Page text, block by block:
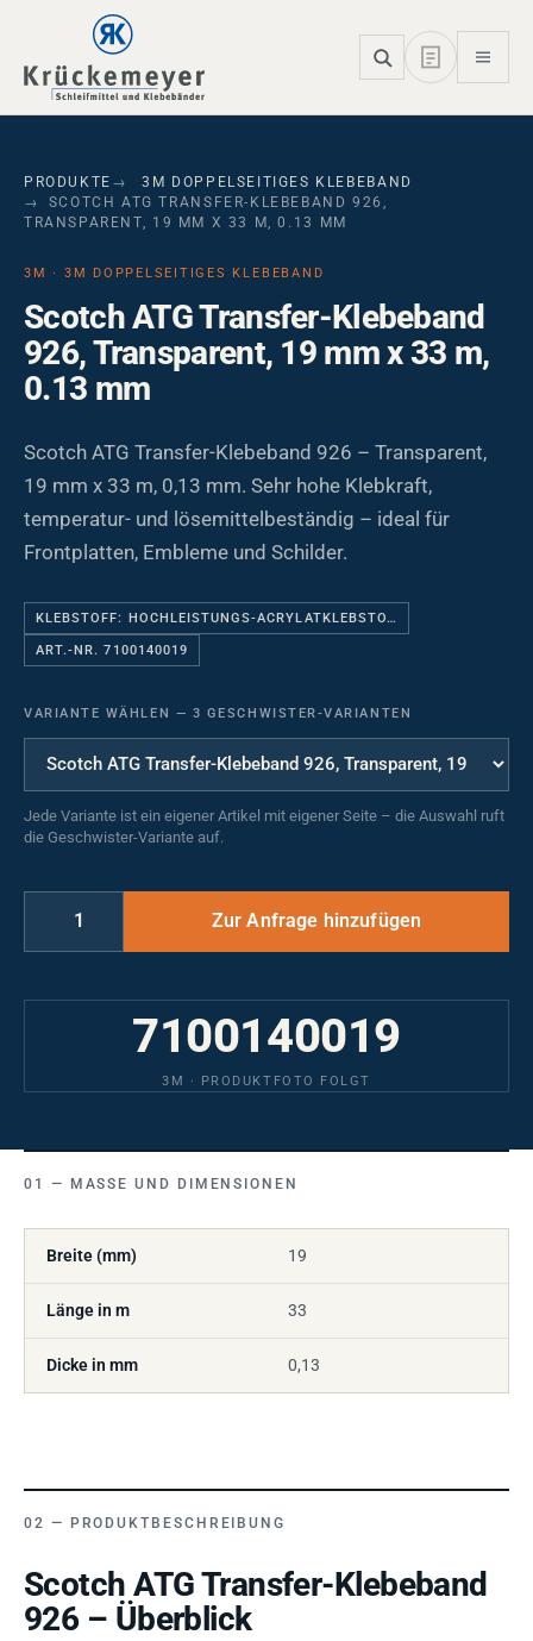
Skip to main navigation
Skip to main content
Skip to page footer
PRODUKTE
3M DOPPELSEITIGES KLEBEBAND
SCOTCH ATG TRANSFER-KLEBEBAND 926,
TRANSPARENT, 19 MM X 33 M, 0.13 MM
3M · 3M DOPPELSEITIGES KLEBEBAND
Scotch ATG Transfer-Klebeband
926, Transparent, 19 mm x 33 m,
0.13 mm
Scotch ATG Transfer-Klebeband 926 – Transparent,
19 mm x 33 m, 0,13 mm. Sehr hohe Klebkraft,
temperatur- und lösemittelbeständig – ideal für
Frontplatten, Embleme und Schilder.
KLEBSTOFF: HOCHLEISTUNGS-ACRYLATKLEBSTO…
ART.-NR. 7100140019
VARIANTE WÄHLEN — 3 GESCHWISTER-VARIANTEN
Jede Variante ist ein eigener Artikel mit eigener Seite – die Auswahl ruft
die Geschwister-Variante auf.
7100140019
3M · PRODUKTFOTO FOLGT
MASSE UND DIMENSIONEN
Breite (mm) 19
Länge in m 33
Dicke in mm 0,13
PRODUKTBESCHREIBUNG
Scotch ATG Transfer-Klebeband
926 – Überblick